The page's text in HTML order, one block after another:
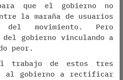
que el gobierno no
la maraña de usuarios
movimiento. Pero
gobierno vinculando a
peor.
trabajo de estos tres
al gobierno a rectificar